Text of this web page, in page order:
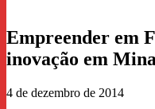
Empreender em
inovação em
4 de dezembro de 2014